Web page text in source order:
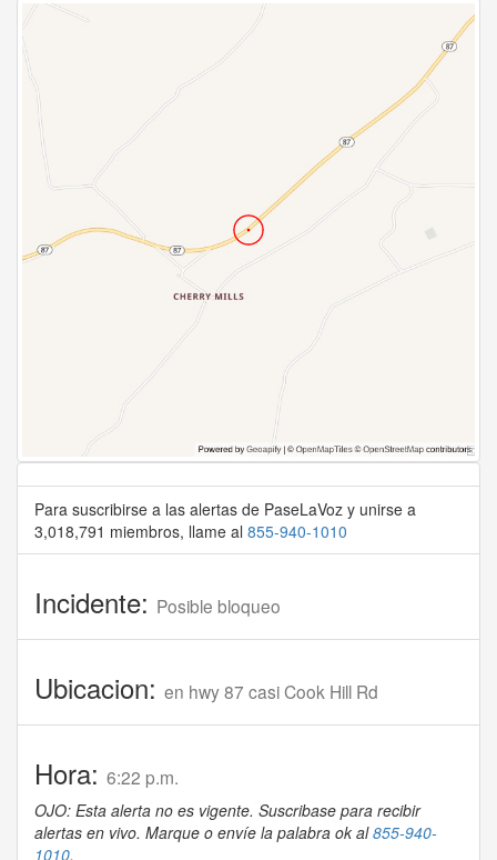
Para suscribirse a las alertas de PaseLaVoz y unirse a
3,018,791 miembros, llame al 855-940-1010
Incidente: Posible bloqueo
Ubicacion: en hwy 87 casi Cook Hill Rd
Hora: 6:22 p.m.
OJO: Esta alerta no es vigente. Suscribase para recibir
alertas en vivo. Marque o envíe la palabra ok al855-940-
1010.